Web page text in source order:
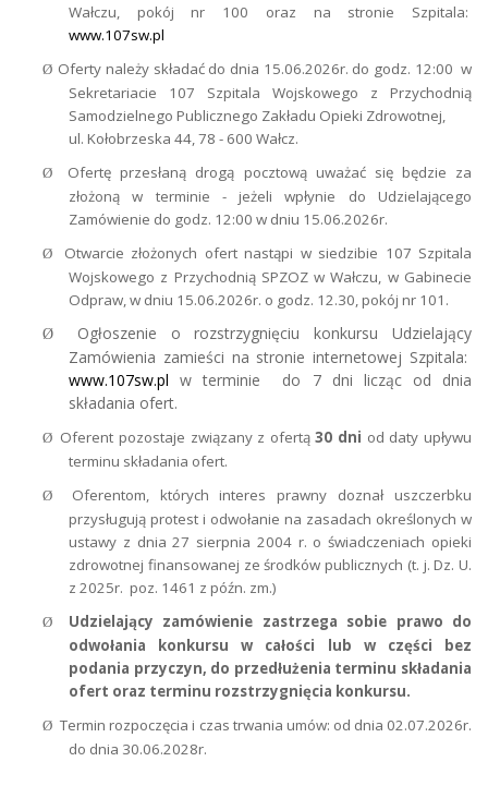
Wałczu, pokój nr 100 oraz na stronie Szpitala:
www.107sw.pl
Ø Oferty należy składać do dnia 15.06.2026r. do godz. 12:00 w
Sekretariacie 107 Szpitala Wojskowego z Przychodnią
Samodzielnego Publicznego Zakładu Opieki Zdrowotnej,
ul. Kołobrzeska 44, 78 - 600 Wałcz.
Ø
Ofertę przesłaną drogą pocztową uważać się będzie za
złożoną w terminie - jeżeli wpłynie do Udzielającego
Zamówienie do godz. 12:00 w dniu 15.06.2026r.
Ø
Otwarcie złożonych ofert nastąpi w siedzibie 107 Szpitala
Wojskowego z Przychodnią SPZOZ w Wałczu, w Gabinecie
Odpraw, w dniu 15.06.2026r. o godz. 12.30, pokój nr 101.
Ø
Ogłoszenie o rozstrzygnięciu konkursu Udzielający
Zamówienia zamieści na stronie internetowej Szpitala:
www.107sw.pl w terminie
do 7 dni licząc od dnia
składania ofert.
Ø Oferent pozostaje związany z ofertą30 dni od daty upływu
terminu składania ofert.
Ø
Oferentom, których interes prawny doznał uszczerbku
przysługują protest i odwołanie na zasadach określonych w
ustawy z dnia 27 sierpnia 2004 r. o świadczeniach opieki
zdrowotnej finansowanej ze środków publicznych (t. j. Dz. U.
z 2025r. poz. 1461 z późn. zm.)
Ø
Udzielający zamówienie zastrzega sobie prawo do
odwołania konkursu w całości lub w części bez
podania przyczyn, do przedłużenia terminu składania
ofert oraz terminu rozstrzygnięcia konkursu.
Ø Termin rozpoczęcia i czas trwania umów: od dnia 02.07.2026r.
do dnia 30.06.2028r.